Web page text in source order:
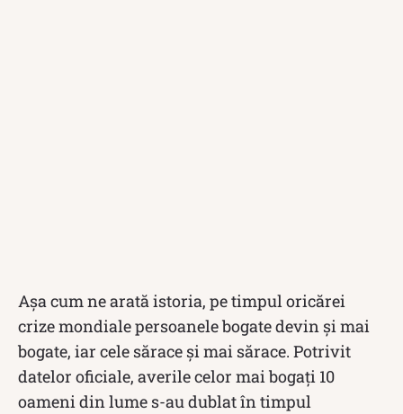
Așa cum ne arată istoria, pe timpul oricărei
crize mondiale persoanele bogate devin și mai
bogate, iar cele sărace și mai sărace. Potrivit
datelor oficiale, averile celor mai bogați 10
oameni din lume s-au dublat în timpul